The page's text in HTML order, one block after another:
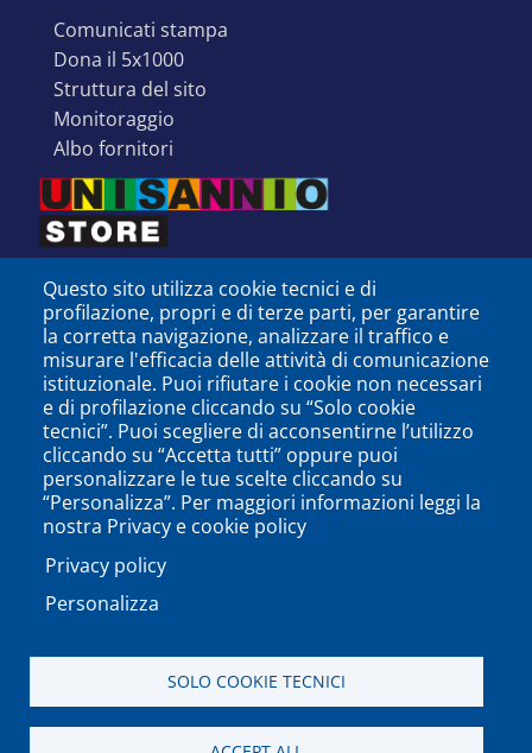
comunicati stampa
dona il 5x1000
struttura del sito
monitoraggio
albo fornitori
SEGUICI SU
PODCAST
Questo sito utilizza cookie tecnici e di
profilazione, propri e di terze parti, per garantire
la corretta navigazione, analizzare il traffico e
misurare l'efficacia delle attività di comunicazione
istituzionale. Puoi rifiutare i cookie non necessari
e di profilazione cliccando su “Solo cookie
tecnici”. Puoi scegliere di acconsentirne l’utilizzo
cliccando su “Accetta tutti” oppure puoi
personalizzare le tue scelte cliccando su
“Personalizza”. Per maggiori informazioni leggi la
nostra Privacy e cookie policy
Privacy policy
Personalizza
SOLO COOKIE TECNICI
Università degli Studi del Sannio di Benevento - Piazza